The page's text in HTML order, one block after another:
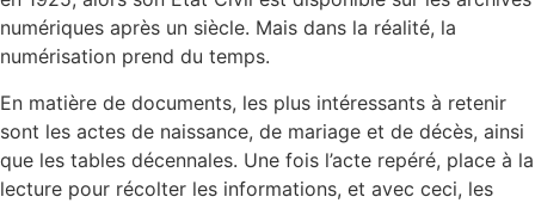
numériques après un siècle. Mais dans la réalité, la
numérisation prend du temps.
En matière de documents, les plus intéressants à retenir
sont les actes de naissance, de mariage et de décès, ainsi
que les tables décennales. Une fois l’acte repéré, place à la
lecture pour récolter les informations, et avec ceci, les